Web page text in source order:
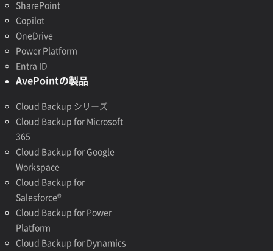
SharePoint
Copilot
OneDrive
Power Platform
Entra ID
AvePointの製品
Cloud Backup シリーズ
Cloud Backup for Microsoft
365
Cloud Backup for Google
Workspace
Cloud Backup for
Salesforce®
Cloud Backup for Power
Platform
Cloud Backup for Dynamics